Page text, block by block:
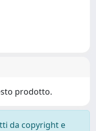
prodotto.
da copyright e